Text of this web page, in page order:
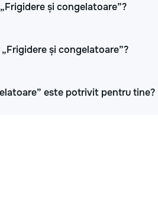
și congelatoare”?
și congelatoare”?
este potrivit pentru tine?